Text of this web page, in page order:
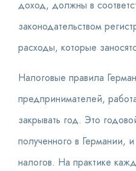
доход, должны в
законодательством
расходы, которые
Налоговые правила
предпринимателей,
закрывать год. Это
полученного в Германии,
налогов. На практике